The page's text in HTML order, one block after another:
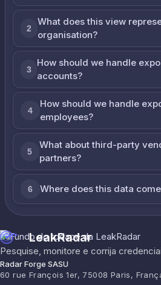
2
What does this view
organisation?
3
How should we handle
accounts?
4
How should we handle
employees?
5
What about third-party
partners?
6 Where does this data
LeakRadar
Pesquise, monitore e corrija
Radar Forge SASU
60 rue François 1er, 75008 Paris,